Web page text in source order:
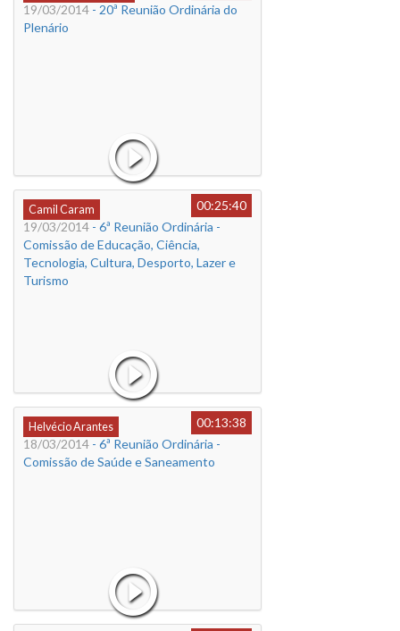
19/03/2014 - 20ª Reunião Ordinária do
Plenário
Camil Caram
00:25:40
19/03/2014 - 6ª Reunião Ordinária -
Comissão de Educação, Ciência,
Tecnologia, Cultura, Desporto, Lazer e
Turismo
Helvécio Arantes
00:13:38
18/03/2014 - 6ª Reunião Ordinária -
Comissão de Saúde e Saneamento